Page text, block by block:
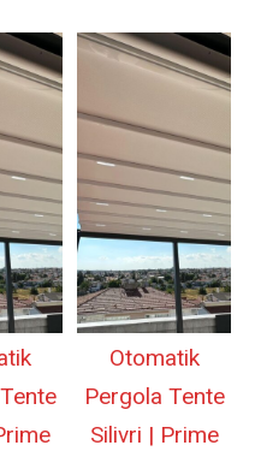
Otomatik
Pergola Tente
Silivri | Prime